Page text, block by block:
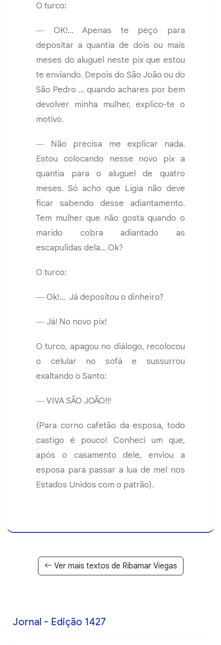
O turco:
― OK!... Apenas te peço para
depositar a quantia de dois ou mais
meses do aluguel neste pix que estou
te enviando. Depois do São João ou do
São Pedro ... quando achares por bem
devolver minha mulher, explico-te o
motivo.
― Não precisa me explicar nada.
Estou colocando nesse novo pix a
quantia para o aluguel de quatro
meses. Só acho que Lígia não deve
ficar sabendo desse adiantamento.
Tem mulher que não gosta quando o
marido cobra adiantado as
escapulidas dela... Ok?
O turco:
― Ok!... Já depositou o dinheiro?
― Já! No novo pix!
O turco, apagou no diálogo, recolocou
o celular no sofá e sussurrou
exaltando o Santo:
― VIVA SÃO JOÃO!!!
(Para corno cafetão da esposa, todo
castigo é pouco! Conheci um que,
após o casamento dele, enviou a
esposa para passar a lua de mel nos
Estados Unidos com o patrão).
Ver mais textos de Ribamar Viegas
Jornal - Edição 1427